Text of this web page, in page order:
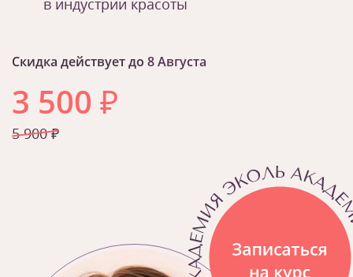
в индустрии красоты
Скидка действует до 8 Августа
3 500 ₽
5 900 ₽